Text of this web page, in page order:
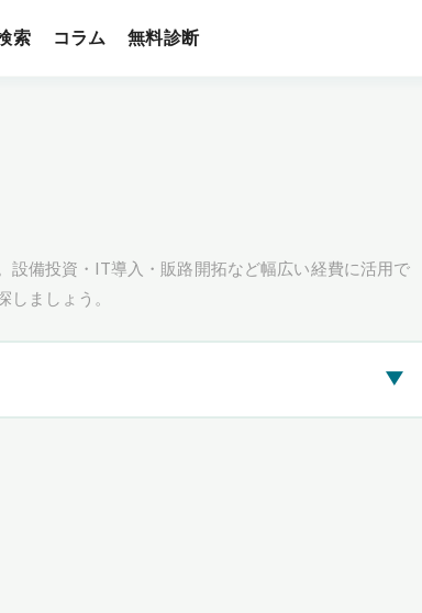
索 コラム 無料診断
備投資・IT導入・販路開拓など幅広い経費に活用で
ましょう。
▶